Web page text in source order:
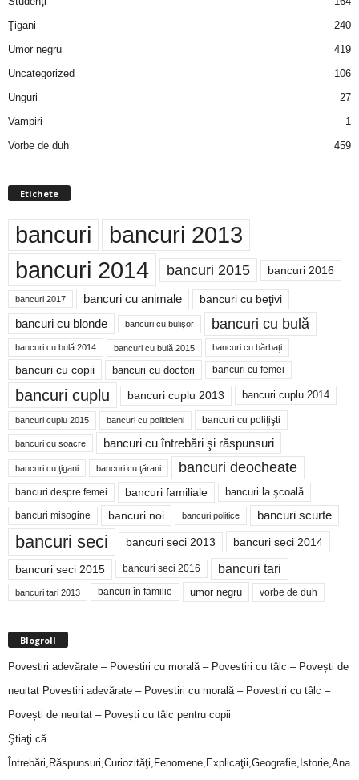
Ţigani
240
Umor negru
419
Uncategorized
106
Unguri
27
Vampiri
1
Vorbe de duh
459
Etichete
bancuri bancuri 2013
bancuri 2014 bancuri 2015 bancuri 2016
bancuri 2017 bancuri cu animale bancuri cu beţivi
bancuri cu blonde bancuri cu bulişor bancuri cu bulă
bancuri cu bulă 2014 bancuri cu bulă 2015 bancuri cu bărbaţi
bancuri cu copii bancuri cu doctori bancuri cu femei
bancuri cuplu bancuri cuplu 2013 bancuri cuplu 2014
bancuri cuplu 2015 bancuri cu politicieni bancuri cu poliţişti
bancuri cu soacre bancuri cu întrebări şi răspunsuri
bancuri cu ţigani bancuri cu ţărani bancuri deocheate
bancuri despre femei bancuri familiale bancuri la şcoală
bancuri misogine bancuri noi bancuri politice bancuri scurte
bancuri seci bancuri seci 2013 bancuri seci 2014
bancuri seci 2015 bancuri seci 2016 bancuri tari
bancuri tari 2013 bancuri în familie umor negru vorbe de duh
Blogroll
Povestiri adevărate – Povestiri cu morală – Povestiri cu tâlc – Povești de
neuitat Povestiri adevărate – Povestiri cu morală – Povestiri cu tâlc –
Povești de neuitat – Povești cu tâlc pentru copii
Ştiaţi că…
Întrebări,Răspunsuri,Curiozităţi,Fenomene,Explicaţii,Geografie,Istorie,Ana